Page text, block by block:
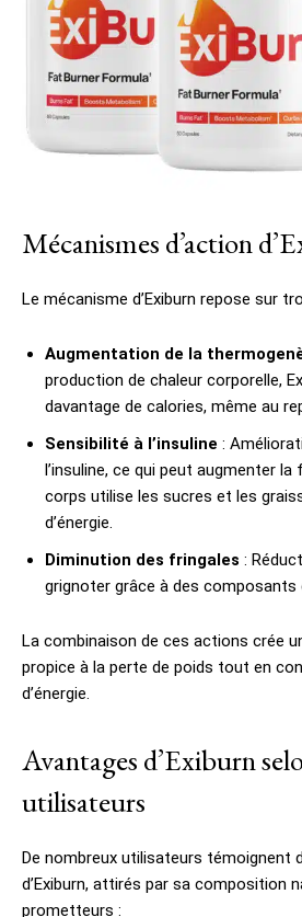
Mécanismes d’action
Le mécanisme d’Exiburn repose sur
Augmentation de la
production de chaleur corporelle,
davantage de calories, même au
Sensibilité à l’insuline :
l’insuline, ce qui peut augmenter la
corps utilise les sucres et les
d’énergie.
Diminution des fringales :
grignoter grâce à des composants
La combinaison de ces actions crée
propice à la perte de poids tout en
d’énergie.
Avantages d’Exiburn
utilisateurs
De nombreux utilisateurs témoignent
d’Exiburn, attirés par sa composition
prometteurs :